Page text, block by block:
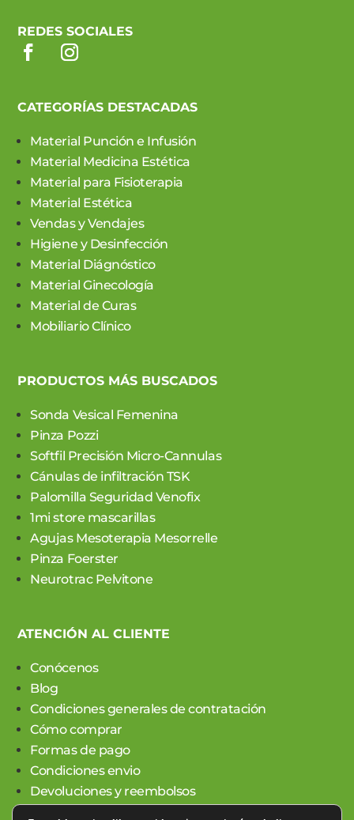
REDES SOCIALES
CATEGORÍAS DESTACADAS
Material Punción e Infusión
Material Medicina Estética
Material para Fisioterapia
Material Estética
Vendas y Vendajes
Higiene y Desinfección
Material Diágnóstico
Material Ginecología
Material de Curas
Mobiliario Clínico
PRODUCTOS MÁS BUSCADOS
Sonda Vesical Femenina
Pinza Pozzi
Softfil Precisión Micro-Cannulas
Cánulas de infiltración TSK
Palomilla Seguridad Venofix
1mi store mascarillas
Agujas Mesoterapia Mesorrelle
Pinza Foerster
Neurotrac Pelvitone
ATENCIÓN AL CLIENTE
Conócenos
Blog
Condiciones generales de contratación
Cómo comprar
Formas de pago
Condiciones envio
Devoluciones y reembolsos